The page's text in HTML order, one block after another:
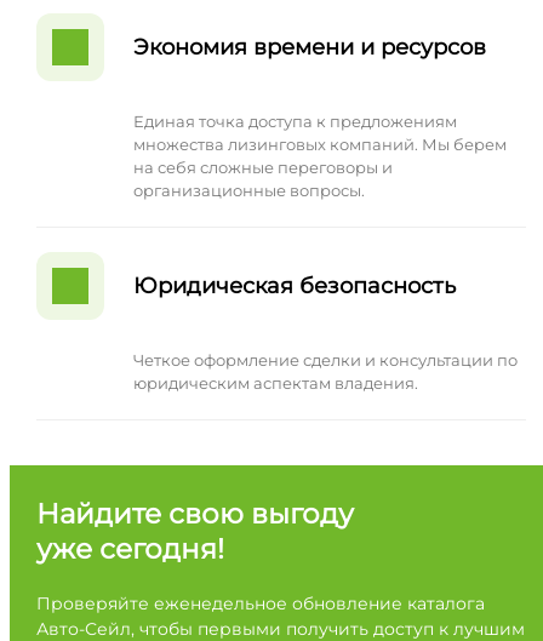
Экономия времени и ресурсов
Единая точка доступа к предложениям
множества лизинговых компаний. Мы берем
на себя сложные переговоры и
организационные вопросы.
Юридическая безопасность
Четкое оформление сделки и консультации по
юридическим аспектам владения.
Найдите свою выгоду
уже сегодня!
Проверяйте еженедельное обновление каталога
Авто-Сейл, чтобы первыми получить доступ к лучшим